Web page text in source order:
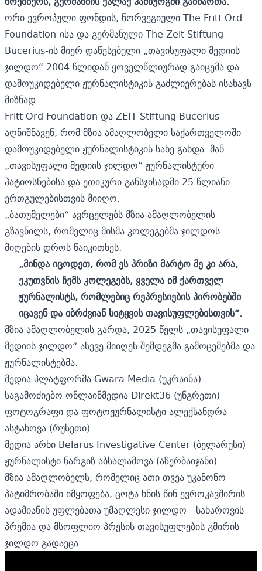
ორი ევროპული ფონდის, ნორვეგიული The Fritt Ord
Foundation-ისა და გერმანული The Zeit Stiftung
Bucerius-ის მიერ დაწესებული „თავისუფალი მედიის
ჯილდო“ 2004 წლიდან ყოველწლიურად გაიცემა და
დამოუკიდებელი ჟურნალისტიკის გაძლიერებას ისახავს
მიზნად.
Fritt Ord Foundation და ZEIT Stiftung Bucerius
აღნიშნავენ, რომ მზია ამაღლობელი საქართველოში
დამოუკიდებელი ჟურნალისტიკის სახე გახდა. მან
„თავისუფალი მედიის ჯილდო“ ჟურნალისტური
პატიოსნებისა და ეთიკური განსჯისადმი 25 წლიანი
ერთგულებისთვის მიიღო.
„ბათუმელები“ ავრცელებს მზია ამაღლობელის
გზავნილს, რომელიც მისმა კოლეგებმა ჯილდოს
მიღების დროს წაიკითხეს:
„მინდა იცოდეთ, რომ ეს პრიზი მარტო მე კი არა,
ეკუთვნის ჩემს კოლეგებს, ყველა იმ ქართველ
ჟურნალისტს, რომლებიც რეპრესიების პირობებში
იცავენ და იბრძვიან სიტყვის თავისუფლებისთვის“.
მზია ამაღლობელის გარდა, 2025 წელს „თავისუფალი
მედიის ჯილდო“ ასევე მიიღეს შემდეგმა გამოცემებმა და
ჟურნალისტებმა:
მედია პლატფორმა Gwara Media (უკრაინა)
საგამოძიებო ონლაინმედია Direkt36 (უნგრეთი)
ფოტოგრაფი და ფოტოჟურნალისტი ალექსანდრა
ასტახოვა (რუსეთი)
მედია არხი Belarus Investigative Center (ბელარუსი)
ჟურნალისტი ნარგიზ აბსალამოვა (აზერბაიჯანი)
მზია ამაღლობელს, რომელიც ათი თვეა უკანონო
პატიმრობაში იმყოფება, ცოტა ხნის წინ ევროკავშირის
ადამიანის უფლებათა უმაღლესი ჯილდო - სახაროვის
პრემიადა მსოფლიო პრესის თავისუფლების გმირის
ჯილდო გადაეცა.